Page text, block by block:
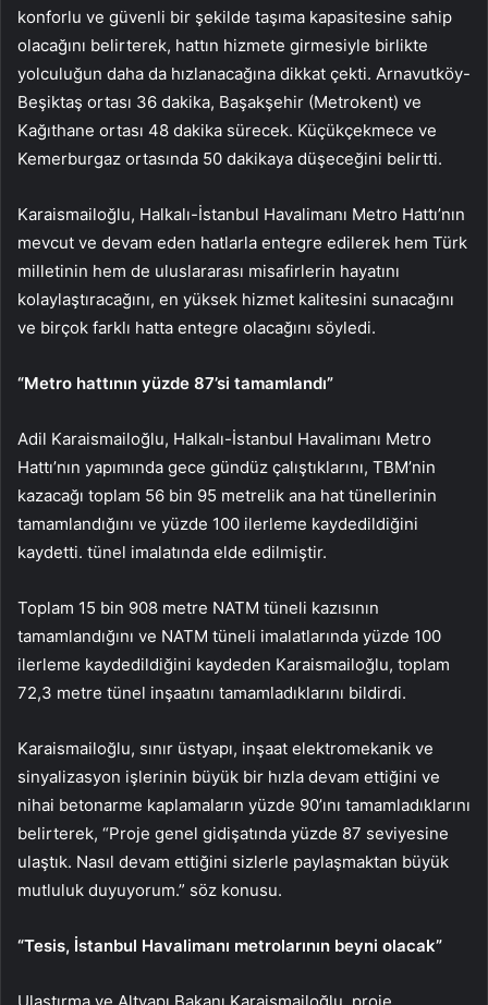
konforlu ve güvenli bir şekilde taşıma kapasitesine sahip
olacağını belirterek, hattın hizmete girmesiyle birlikte
yolculuğun daha da hızlanacağına dikkat çekti. Arnavutköy-
Beşiktaş ortası 36 dakika, Başakşehir (Metrokent) ve
Kağıthane ortası 48 dakika sürecek. Küçükçekmece ve
Kemerburgaz ortasında 50 dakikaya düşeceğini belirtti.
Karaismailoğlu, Halkalı-İstanbul Havalimanı Metro Hattı’nın
mevcut ve devam eden hatlarla entegre edilerek hem Türk
milletinin hem de uluslararası misafirlerin hayatını
kolaylaştıracağını, en yüksek hizmet kalitesini sunacağını
ve birçok farklı hatta entegre olacağını söyledi.
“Metro hattının yüzde 87’si tamamlandı”
Adil Karaismailoğlu, Halkalı-İstanbul Havalimanı Metro
Hattı’nın yapımında gece gündüz çalıştıklarını, TBM’nin
kazacağı toplam 56 bin 95 metrelik ana hat tünellerinin
tamamlandığını ve yüzde 100 ilerleme kaydedildiğini
kaydetti. tünel imalatında elde edilmiştir.
Toplam 15 bin 908 metre NATM tüneli kazısının
tamamlandığını ve NATM tüneli imalatlarında yüzde 100
ilerleme kaydedildiğini kaydeden Karaismailoğlu, toplam
72,3 metre tünel inşaatını tamamladıklarını bildirdi.
Karaismailoğlu, sınır üstyapı, inşaat elektromekanik ve
sinyalizasyon işlerinin büyük bir hızla devam ettiğini ve
nihai betonarme kaplamaların yüzde 90’ını tamamladıklarını
belirterek, “Proje genel gidişatında yüzde 87 seviyesine
ulaştık. Nasıl devam ettiğini sizlerle paylaşmaktan büyük
mutluluk duyuyorum.” söz konusu.
“Tesis, İstanbul Havalimanı metrolarının beyni olacak”
Ulaştırma ve Altyapı Bakanı Karaismailoğlu, proje